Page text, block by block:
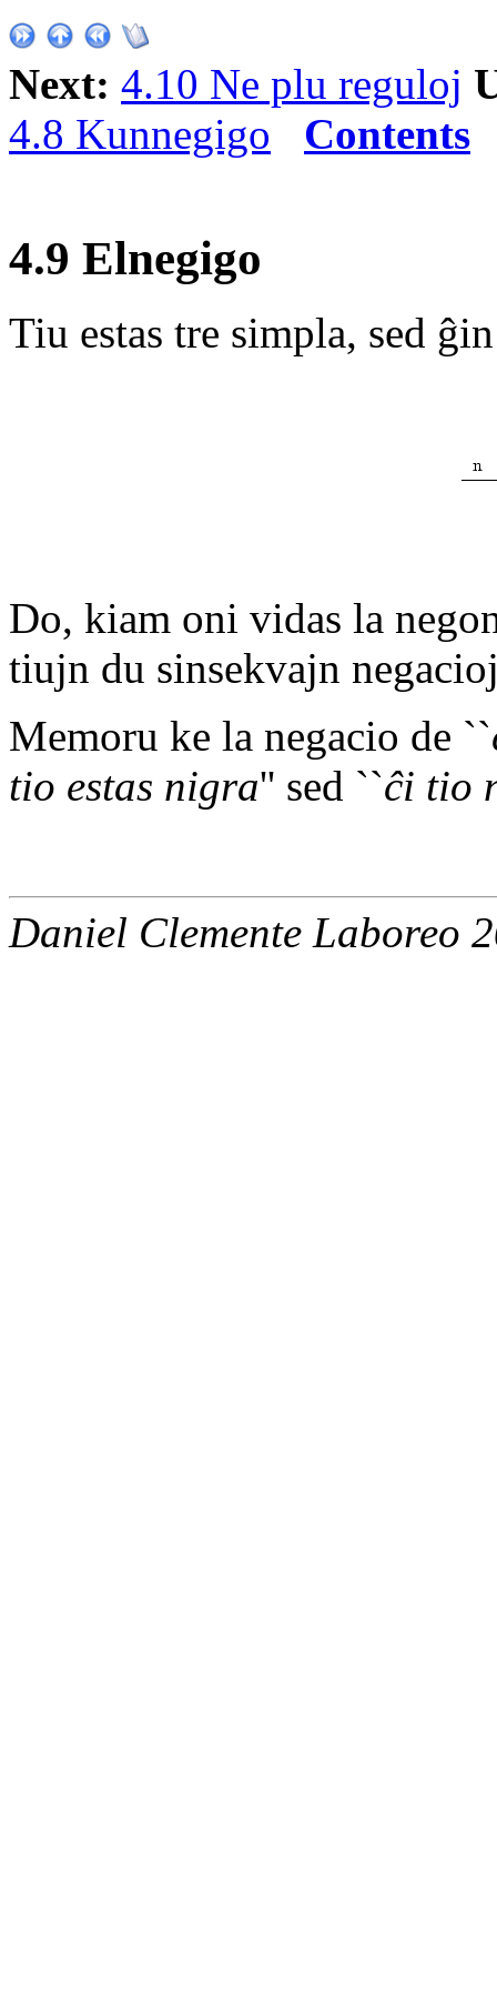
Next: 4.10 Ne plu reguloj
4.8 Kunnegigo
Contents
4.9 Elnegigo
Tiu estas tre simpla, sed
Do, kiam oni vidas la
tiujn du sinsekvajn
Memoru ke la negacio de ``
tio estas nigra'' sed ``ĉi tio
Daniel Clemente Laboreo